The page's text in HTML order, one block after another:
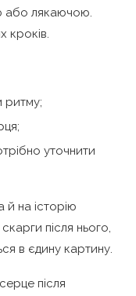
або лякаючою.
кроків.
ритму;
уточнити
й на історію
після нього,
в єдину картину.
після